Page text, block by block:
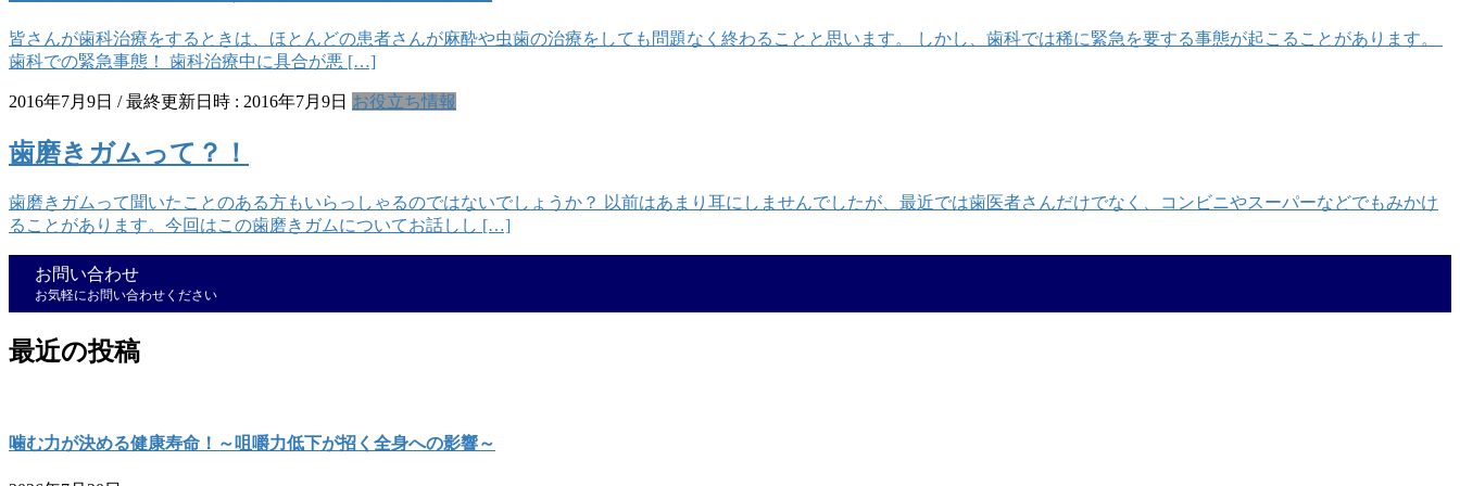
皆さんが歯科治療をするときは、ほとんどの患者さんが麻酔や虫歯の治療をしても問題なく終わることと思います。 しかし、歯科では稀に緊急を要する事態が起こることがあります。
歯科での緊急事態！ 歯科治療中に具合が悪 […]
2016年7月9日 / 最終更新日時 : 2016年7月9日 お役立ち情報
歯磨きガムって？！
歯磨きガムって聞いたことのある方もいらっしゃるのではないでしょうか？ 以前はあまり耳にしませんでしたが、最近では歯医者さんだけでなく、コンビニやスーパーなどでもみかけ
ることがあります。今回はこの歯磨きガムについてお話しし […]
お問い合わせ
お気軽にお問い合わせください
最近の投稿
噛む力が決める健康寿命！～咀嚼力低下が招く全身への影響～